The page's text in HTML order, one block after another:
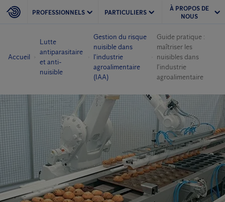
PROFESSIONNELS PARTICULIERS
À PROPOS DE
NOUS
Accueil
Lutte
antiparasitaire
et anti-
nuisible
Gestion du risque
nuisible dans
l'industrie
agroalimentaire
(IAA)
Guide pratique :
maîtriser les
nuisibles dans
l’industrie
agroalimentaire